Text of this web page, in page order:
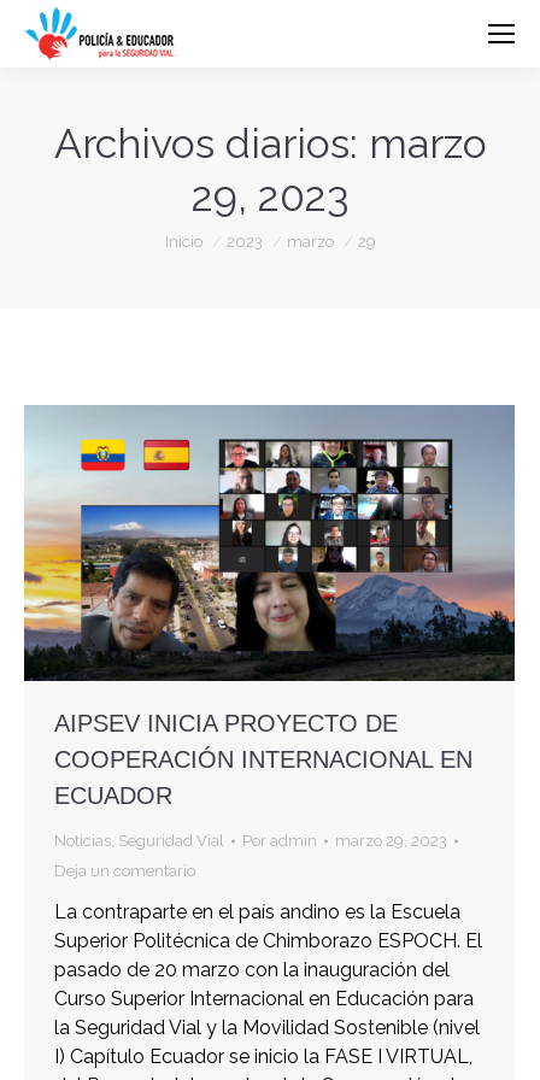
Archivos diarios: marzo
29, 2023
Estás aquí:
Inicio 2023 marzo 29
AIPSEV INICIA PROYECTO DE
COOPERACIÓN INTERNACIONAL EN
ECUADOR
Noticias, Seguridad Vial Por admin
marzo 29, 2023
Deja un comentario
La contraparte en el país andino es la Escuela
Superior Politécnica de Chimborazo ESPOCH. El
pasado de 20 marzo con la inauguración del
Curso Superior Internacional en Educación para
la Seguridad Vial y la Movilidad Sostenible (nivel
I) Capítulo Ecuador se inicio la FASE I VIRTUAL,